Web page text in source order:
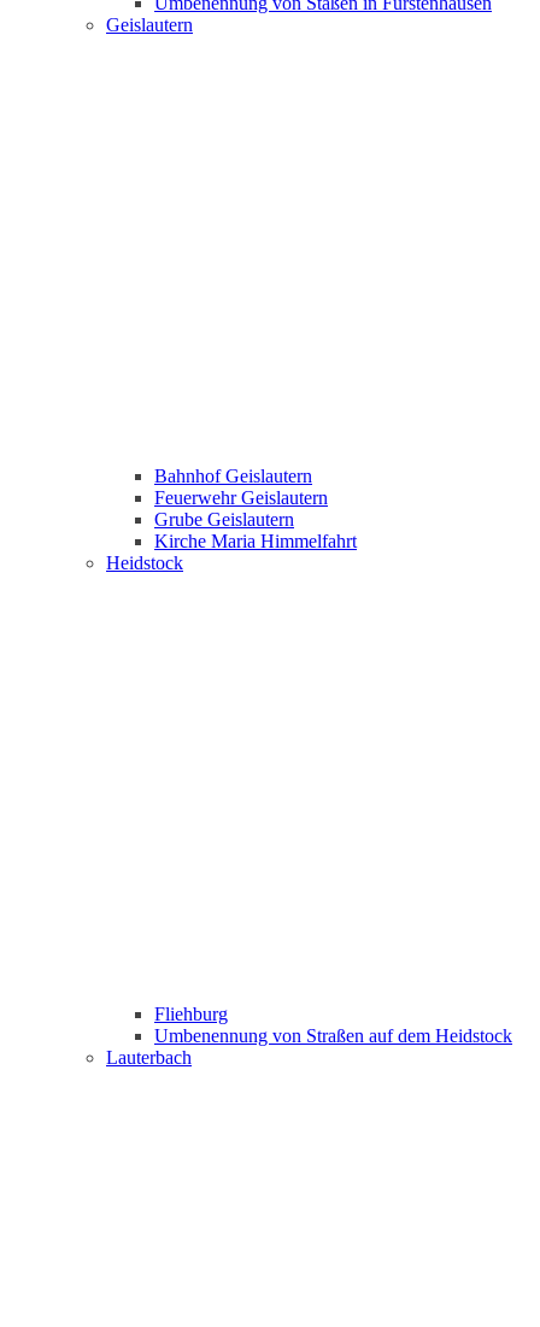
Geislautern
Bahnhof Geislautern
Feuerwehr Geislautern
Grube Geislautern
Kirche Maria Himmelfahrt
Heidstock
Fliehburg
Umbenennung von Straßen auf dem Heidstock
Lauterbach